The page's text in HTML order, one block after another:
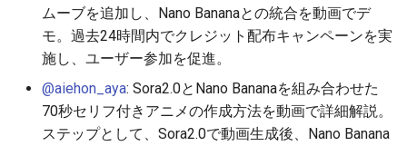
2026-05-30
2026-05-28
2025-11-14
2025-11-12
2026-05-30
2026-05-28
2025-11-14
2025-11-12
2026-05-27
2026-05-26
2026-05-25
2026-05-26
2026-05-24
2025-11-14
2025-11-12
2026-05-30
2026-05-28
ムーブを追加し、Nano Bananaとの統合を動画でデ
モ。過去24時間内でクレジット配布キャンペーンを実
施し、ユーザー参加を促進。
@aiehon_aya: Sora2.0とNano Bananaを組み合わせた
70秒セリフ付きアニメの作成方法を動画で詳細解説。
ステップとして、Sora2.0で動画生成後、Nano Banana